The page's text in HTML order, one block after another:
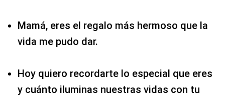
Mamá, eres el regalo más hermoso que la
vida me pudo dar.
Hoy quiero recordarte lo especial que eres
y cuánto iluminas nuestras vidas con tu